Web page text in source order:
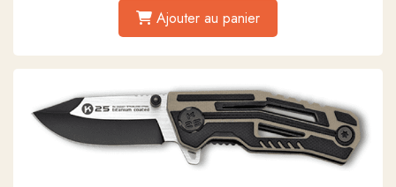
Ajouter au panier